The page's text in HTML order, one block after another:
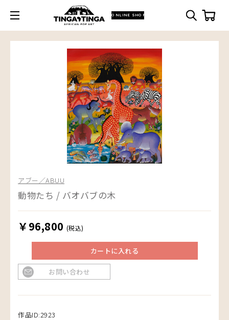
ONLINE SHOP
アブー／ABUU
動物たち / バオバブの木
￥96,800 (税込)
カートに入れる
お問い合わせ
作品ID:2923